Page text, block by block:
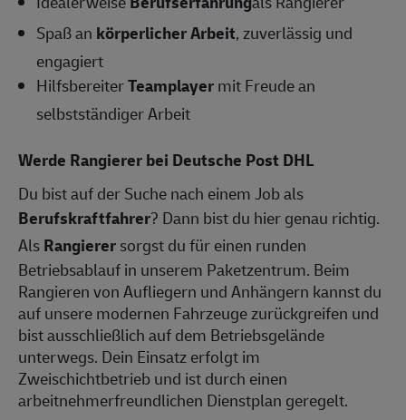
Spaß an körperlicher Arbeit, zuverlässig und
engagiert
HilfsbereiterTeamplayermit Freude an
selbstständiger Arbeit
Werde Rangierer bei Deutsche Post DHL
Du bist auf der Suche nach einem Job als
Berufskraftfahrer? Dann bist du hier genau richtig.
AlsRangierersorgst du für einen runden
Betriebsablauf in unserem Paketzentrum. Beim
Rangieren von Aufliegern und Anhängern kannst du
auf unsere modernen Fahrzeuge zurückgreifen und
bist ausschließlich auf dem Betriebsgelände
unterwegs. Dein Einsatz erfolgt im
Zweischichtbetrieb und ist durch einen
arbeitnehmerfreundlichen Dienstplan geregelt.